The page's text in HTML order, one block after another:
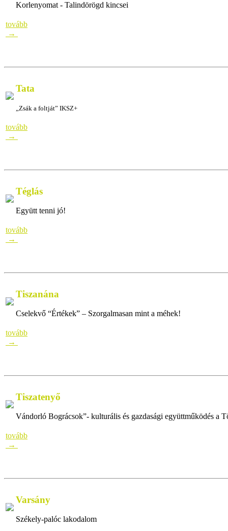
Korlenyomat - Talindörögd kincsei
tovább
→
Tata
„Zsák a foltját” IKSZ+
tovább
→
Téglás
Együtt tenni jó!
tovább
→
Tiszanána
Cselekvő “Értékek” – Szorgalmasan mint a méhek!
tovább
→
Tiszatenyő
Vándorló Bográcsok”- kulturális és gazdasági együttműködés a
tovább
→
Varsány
Székely-palóc lakodalom